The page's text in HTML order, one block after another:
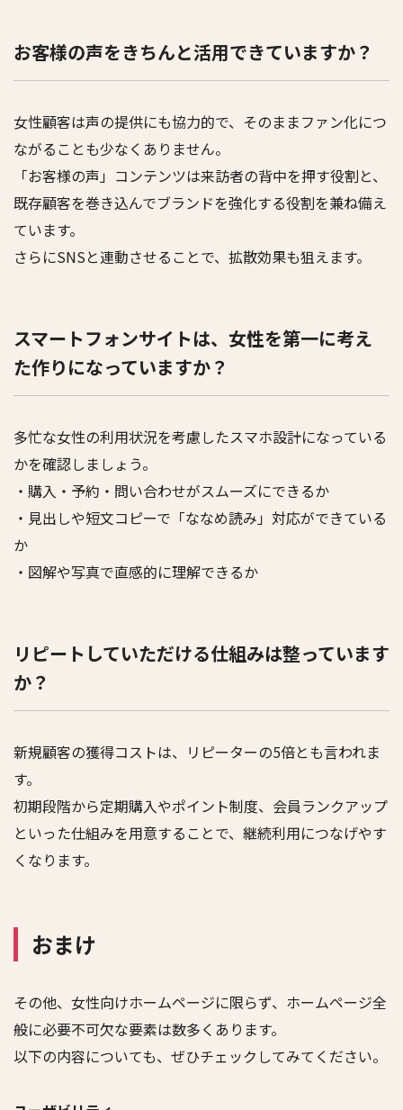
お客様の声をきちんと活用できていますか？
女性顧客は声の提供にも協力的で、そのままファン化につ
ながることも少なくありません。
「お客様の声」コンテンツは来訪者の背中を押す役割と、
既存顧客を巻き込んでブランドを強化する役割を兼ね備え
ています。
さらにSNSと連動させることで、拡散効果も狙えます。
スマートフォンサイトは、女性を第一に考え
た作りになっていますか？
多忙な女性の利用状況を考慮したスマホ設計になっている
かを確認しましょう。
・購入・予約・問い合わせがスムーズにできるか
・見出しや短文コピーで「ななめ読み」対応ができている
か
・図解や写真で直感的に理解できるか
リピートしていただける仕組みは整っています
か？
新規顧客の獲得コストは、リピーターの5倍とも言われま
す。
初期段階から定期購入やポイント制度、会員ランクアップ
といった仕組みを用意することで、継続利用につなげやす
くなります。
おまけ
その他、女性向けホームページに限らず、ホームページ全
般に必要不可欠な要素は数多くあります。
以下の内容についても、ぜひチェックしてみてください。